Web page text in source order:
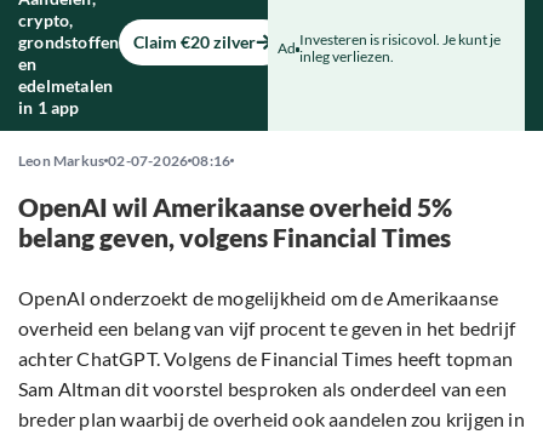
crypto,
grondstoffen
en
edelmetalen
in 1 app
Claim €20 zilver Ad Investeren is risicovol. Je kunt je
inleg verliezen.
Leon Markus 02-07-2026 08:16
OpenAI wil Amerikaanse overheid 5%
belang geven, volgens Financial Times
OpenAI onderzoekt de mogelijkheid om de Amerikaanse
overheid een belang van vijf procent te geven in het bedrijf
achter ChatGPT. Volgens de Financial Times heeft topman
Sam Altman dit voorstel besproken als onderdeel van een
breder plan waarbij de overheid ook aandelen zou krijgen in